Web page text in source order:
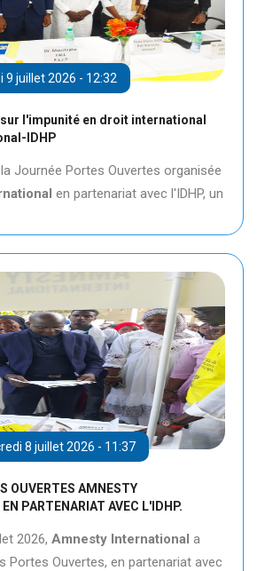
9 juillet 2026 - 12:32
l'impunité en droit international
IDHP
Journée Portes Ouvertes organisée
en partenariat avec l'IDHP, un
8 juillet 2026 - 11:37
OUVERTES AMNESTY
PARTENARIAT AVEC L'IDHP.
2026, Amnesty International a
Portes Ouvertes, en partenariat avec